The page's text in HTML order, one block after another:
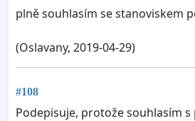
plně souhlasím se stanoviskem
(Oslavany, 2019-04-29)
#108
Podepisuje, protože souhlasím s